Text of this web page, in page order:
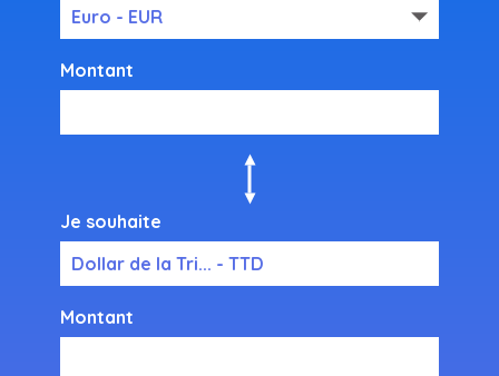
Euro - EUR
Montant
Je souhaite
Dollar de la Tri... - TTD
Montant